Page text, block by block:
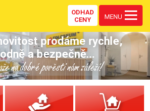
ODHAD
CENY
MENU
prodáme rychle,
a bezpečně...
na dobré pověsti nám záleží!